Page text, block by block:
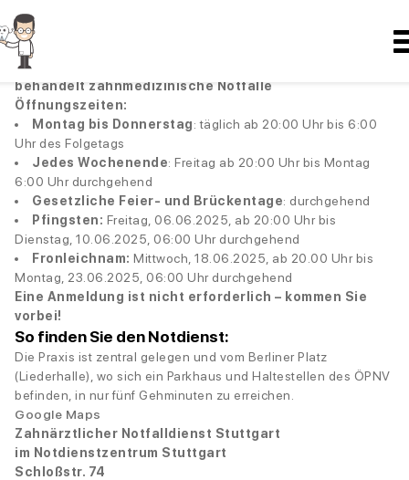
Wochenende, einem gesetzlichen Feiertag oder einem
Brückentag und suchen Hilfe in Stuttgart?
Das Notfalldienstzentrum in Stuttgart-Mitte
behandelt zahnmedizinische Notfälle
Öffnungszeiten:
Montag bis Donnerstag: täglich ab 20:00 Uhr bis 6:00
Uhr des Folgetags
Jedes Wochenende: Freitag ab 20:00 Uhr bis Montag
6:00 Uhr durchgehend
Gesetzliche Feier- und Brückentage: durchgehend
Pfingsten: Freitag, 06.06.2025, ab 20:00 Uhr bis
Dienstag, 10.06.2025, 06:00 Uhr durchgehend
Fronleichnam: Mittwoch, 18.06.2025, ab 20.00 Uhr bis
Montag, 23.06.2025, 06:00 Uhr durchgehend
Eine Anmeldung ist nicht erforderlich – kommen Sie
vorbei!
So finden Sie den Notdienst:
Die Praxis ist zentral gelegen und vom Berliner Platz
(Liederhalle), wo sich ein Parkhaus und Haltestellen des ÖPNV
befinden, in nur fünf Gehminuten zu erreichen.
Google Maps
Zahnärztlicher Notfalldienst Stuttgart
im Notdienstzentrum Stuttgart
Schloßstr. 74